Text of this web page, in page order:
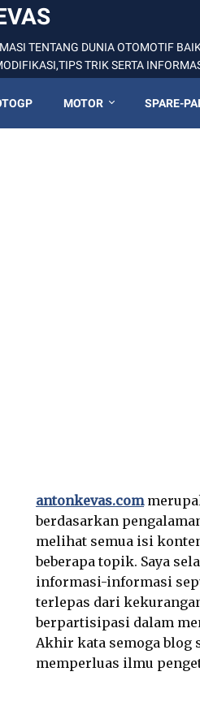
TENTANG DUNIA OTOMOTIF
TRIK SERTA
MOTOR SPARE-
antonkevas.com
berdasarkan
melihat semua isi
beberapa topik. Saya
informasi-informasi
terlepas dari
berpartisipasi dalam
Akhir kata semoga blog
memperluas ilmu